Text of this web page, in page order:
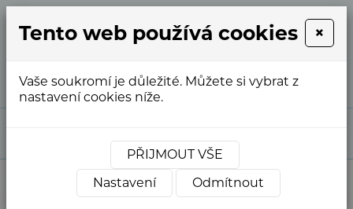
763
554
info@webstranky.cz
Pečky
Tento web používá cookies ×
Vaše soukromí je důležité. Můžete si vybrat z
nastavení cookies níže.
PŘIJMOUT VŠE
Nastavení
Odmítnout